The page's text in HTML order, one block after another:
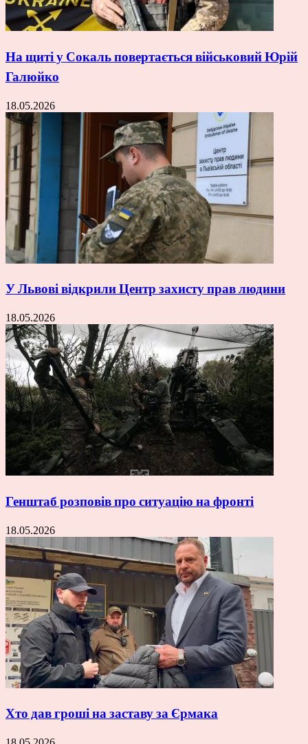
На щиті у Сокаль повертається військовий Юрій
Галюйко
18.05.2026
У Львові відкрили Центр захисту прав людини
18.05.2026
Генштаб розповів про ситуацію на фронті
18.05.2026
Хто дав гроші на заставу за Єрмака